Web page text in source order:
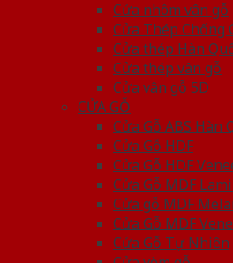
Cửa nhôm vân gỗ
Cửa Thép Chống
Cửa thép Hàn
Cửa thép vân gỗ
Cửa vân gỗ 5D
CỬA GỖ
Cửa Gỗ ABS Hàn
Cửa Gỗ HDF
Cửa Gỗ HDF
Cửa Gỗ MDF
Cửa gỗ MDF
Cửa Gỗ MDF
Cửa Gỗ Tự Nhiên